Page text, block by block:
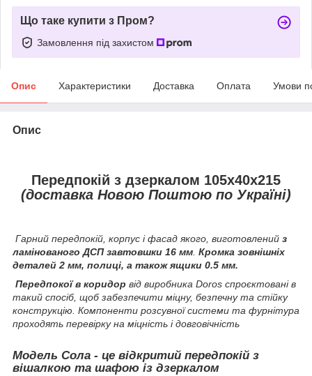
Що таке купити з Пром?
Замовлення під захистом
Опис Характеристики Доставка Оплата Умови
Опис
Передпокій з дзеркалом 105х40х215
(доставка Новою Поштою по Україні)
Гарний передпокій, корпус і фасад якого, виготовлений з
ламінованого ДСП завтовшки 16 мм Кромка зовнішніх
деталей 2 мм, полиці, а також ящики 0.5 мм.
Передпокої в коридор від виробника Doros спроєктовані в
такий спосіб, щоб забезпечити міцну, безпечну та стійку
конструкцію. Компоненти розсувної системи та фурнітура
проходять перевірку на міцність і довговічність
Модель Сола - це відкритий передпокій з
вішалкою та шафою із дзеркалом